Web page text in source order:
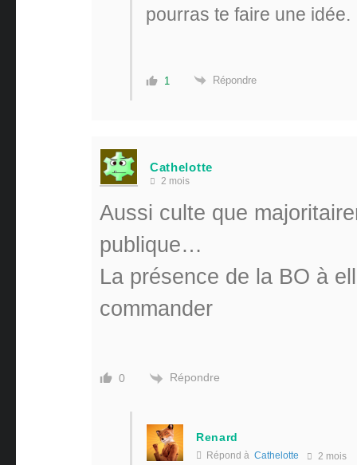
pourras te faire une idée.
1 Répondre
Cathelotte
2 mois
Aussi culte que
publique…
La présence de la BO à
commander
0 Répondre
Renard
Répond à Cathelotte 2 mois